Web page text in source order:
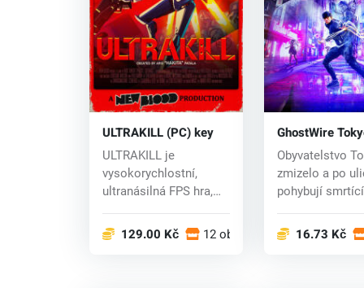
ULTRAKILL (PC) key
ULTRAKILL je
vysokorychlostní,
ultranásilná FPS hra,
p... 129.00 Kč 12 obchodech
GhostWire
key
Obyvatelstvo
zmizelo a po
pohybují smrtící
16.73 Kč